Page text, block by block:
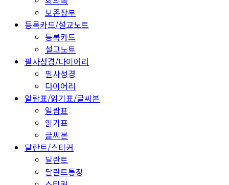
보존장부
등록카드/설교노트
등록카드
설교노트
필사성경/다이어리
필사성경
다이어리
일람표/읽기표/글씨본
일람표
읽기표
글씨본
달란트/스티커
달란트
달란트통장